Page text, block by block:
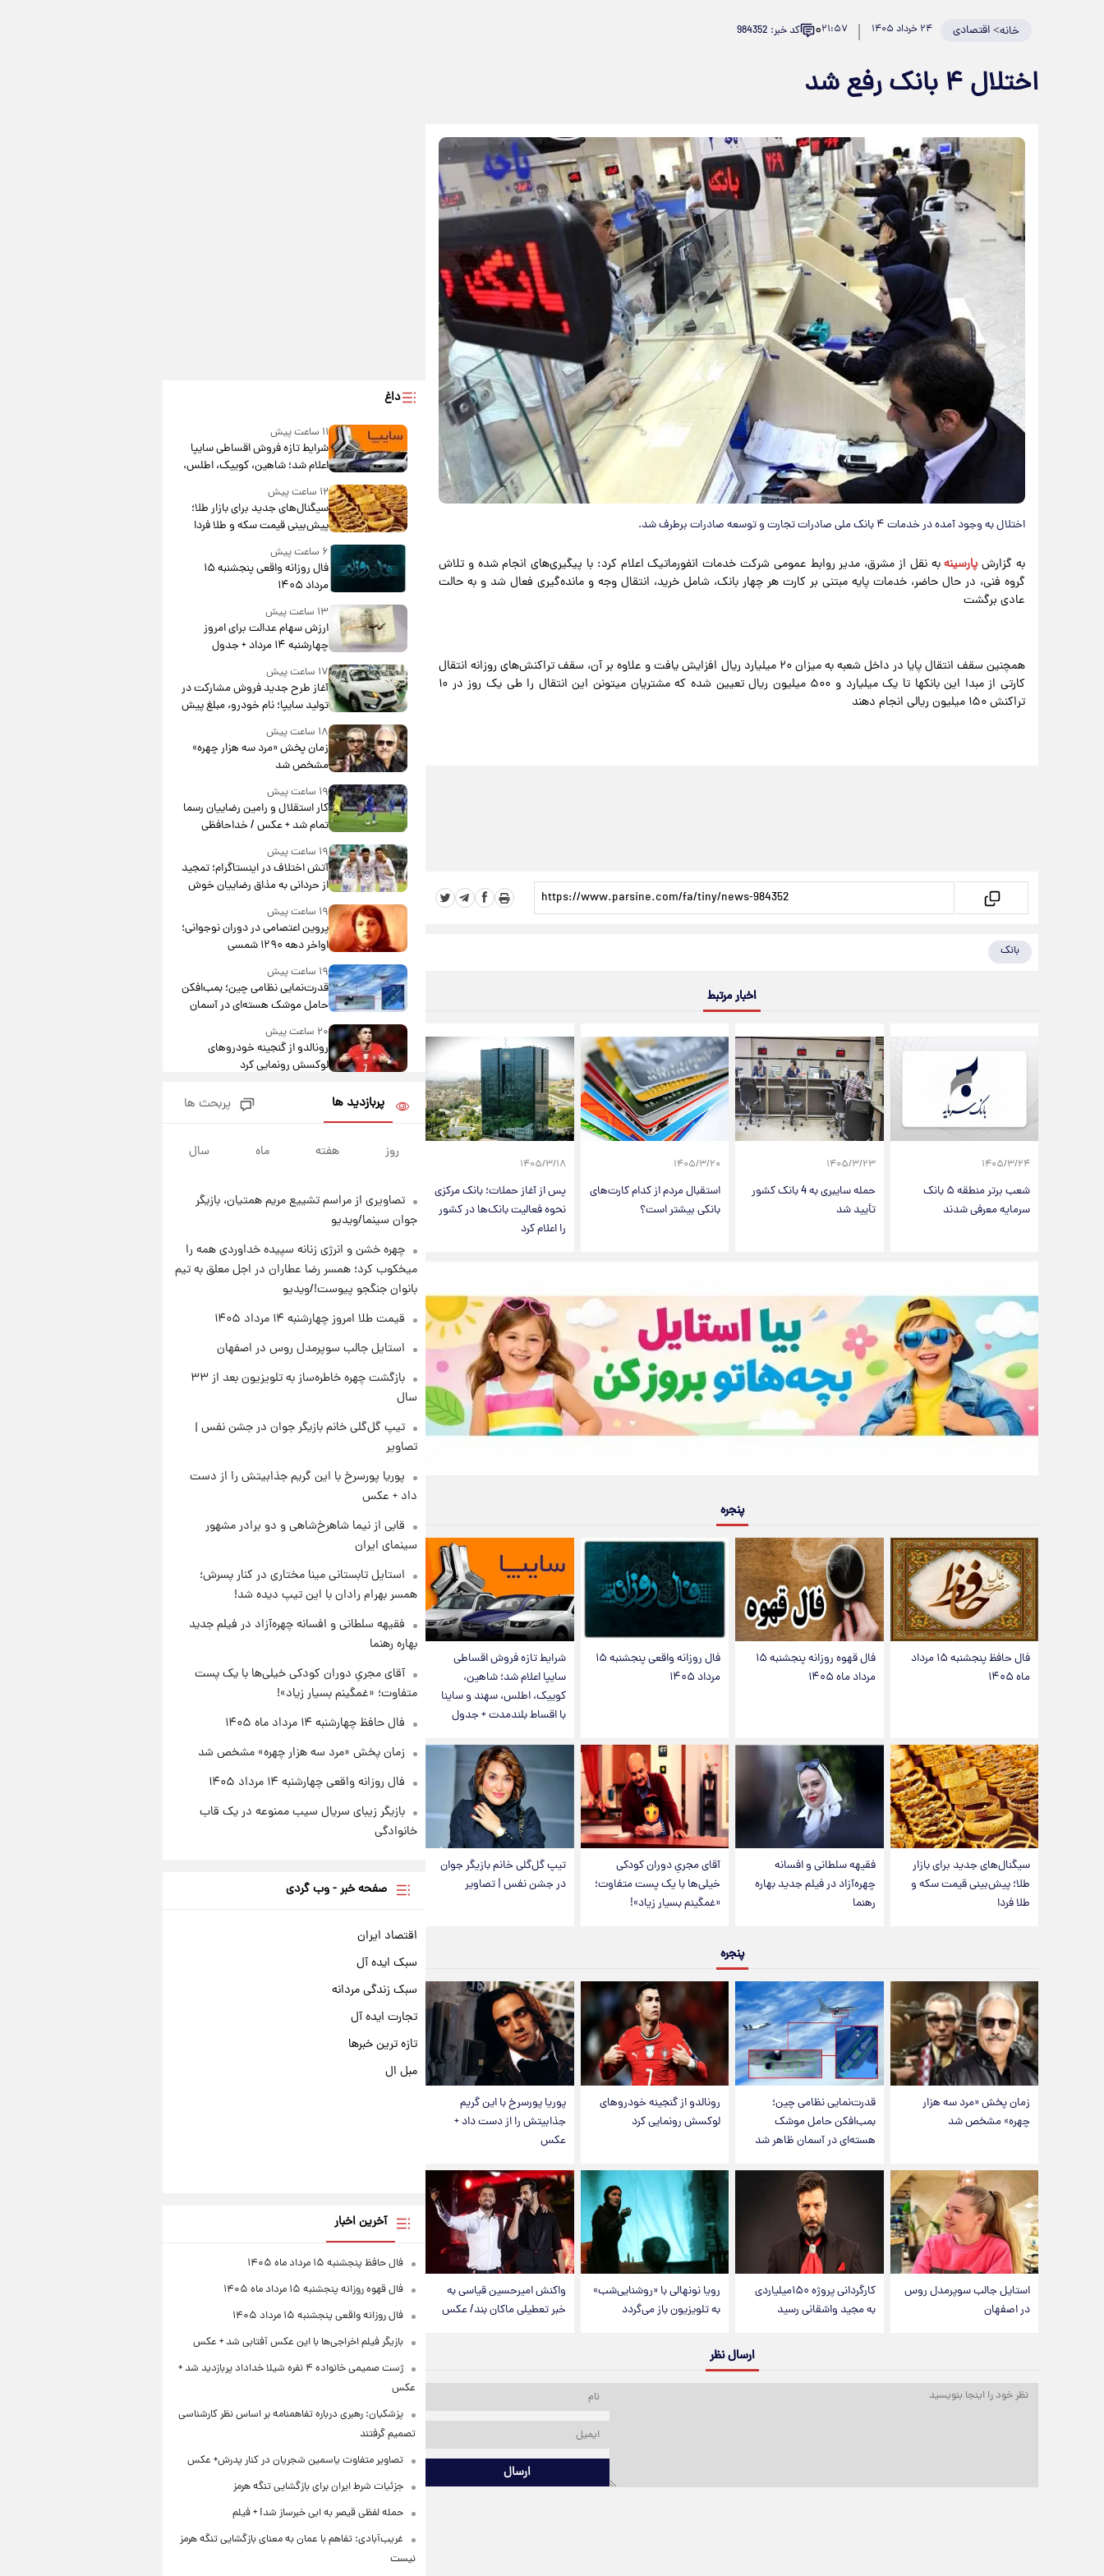
خانه>اقتصادی ۲۴ خرداد ۱۴۰۵ ۲۱:۵۷۰ کد خبر: 984352
اختلال ۴ بانک رفع شد
اختلال به وجود آمده در خدمات ۴ بانک ملی صادرات تجارت و توسعه صادرات برطرف شد.
به گزارش پارسینهبه نقل از مشرق، مدیر روابط عمومی شرکت خدمات انفورماتیک اعلام کرد: با پیگیری‌های انجام شده و تلاش‌
گروه فنی، در حال حاضر، خدمات پایه مبتنی بر کارت هر چهار بانک، شامل خرید، انتقال وجه و مانده‌گیری فعال شد و به حالت
عادی برگشت
همچنین سقف انتقال پایا در داخل شعبه به میزان ۲۰ میلیارد ریال افزایش یافت و علاوه بر آن، سقف تراکنش‌های روزانه انتقال
کارتی از مبدا این بانکها تا یک میلیارد و ۵۰۰ میلیون ریال تعیین شده که مشتریان میتونن این انتقال را طی یک روز در ۱۰
تراکنش ۱۵۰ میلیون ریالی انجام دهند
بانک
اخبار مرتبط
۱۴۰۵/۳/۲۴
شعب برتر منطقه ۵ بانک
سرمایه معرفی شدند
۱۴۰۵/۳/۲۳
حمله سایبری به 4 بانک کشور
تأیید شد
۱۴۰۵/۳/۲۰
استقبال مردم از کدام کارت‌های
بانکی بیشتر است؟
۱۴۰۵/۳/۱۸
پس از آغاز حملات؛ بانک مرکزی
نحوه فعالیت بانک‌ها در کشور
را اعلام کرد
پنجره
فال حافظ پنجشنبه ۱۵ مرداد
ماه ۱۴۰۵
فال قهوه روزانه پنجشنبه ۱۵
مرداد ماه ۱۴۰۵
فال روزانه واقعی پنجشنبه ۱۵
مرداد ۱۴۰۵
شرایط تازه فروش اقساطی
سایپا اعلام شد؛ شاهین،
کوییک، اطلس، سهند و ساینا
با اقساط بلندمدت + جدول
سیگنال‌های جدید برای بازار
طلا؛ پیش‌بینی قیمت سکه و
طلا فردا
فقیهه سلطانی و افسانه
چهره‌آزاد در فیلم جدید بهاره
رهنما
آقای مجریِ دوران کودکی
خیلی‌ها با یک پست متفاوت؛
«غمگینم بسیار زیاد»!
تیپ گل‌گلی خانم بازیگر جوان
در جشن نفس | تصاویر
پنجره
زمان پخش «مرد سه هزار
چهره» مشخص شد
قدرت‌نمایی نظامی چین؛
بمب‌افکن حامل موشک
هسته‌ای در آسمان ظاهر شد
رونالدو از گنجینه خودروهای
لوکسش رونمایی کرد
پوریا پورسرخ با این گریم
جذابیتش را از دست داد +
عکس
استایل جالب سوپرمدل روس
در اصفهان
کارگردانی پروژه ۱۵۰میلیاردی
به مجید واشقانی رسید
رویا نونهالی با «روشنایی‌شب»
به تلویزیون باز می‌گردد
واکنش امیرحسین قیاسی به
خبر تعطیلی ماکان بند/ عکس
ارسال نظر
ارسال
داغ
۱۱ ساعت پیش
شرایط تازه فروش اقساطی سایپا
اعلام شد؛ شاهین، کوییک، اطلس،
سهند و ساینا با اقساط بلندمدت +
جدول۱۲ ساعت پیش
سیگنال‌های جدید برای بازار طلا؛
پیش‌بینی قیمت سکه و طلا فردا
۶ ساعت پیش
فال روزانه واقعی پنجشنبه ۱۵
مرداد ۱۴۰۵
۱۳ ساعت پیش
ارزش سهام عدالت برای امروز
چهارشنبه ۱۴ مرداد + جدول
۱۷ ساعت پیش
آغاز طرح جدید فروش مشارکت در
تولید سایپا؛ نام خودرو، مبلغ پیش
پرداخت و زمان تحویل | سود
مشارکت چند درصد است؟
۱۸ ساعت پیش
زمان پخش «مرد سه هزار چهره»
مشخص شد
۱۹ ساعت پیش
کار استقلال و رامین رضاییان رسما
تمام شد + عکس / خداحافظی
صمیمانه آبی ها با رامین!
۱۹ ساعت پیش
آتش اختلاف در اینستاگرام؛ تمجید
از حردانی به مذاق رضاییان خوش
نیامد+عکس
۱۹ ساعت پیش
پروین اعتصامی در دوران نوجوانی؛
اواخر دهه ۱۲۹۰ شمسی
۱۹ ساعت پیش
قدرت‌نمایی نظامی چین؛ بمب‌افکن
حامل موشک هسته‌ای در آسمان
۲۰ ساعت پیش
رونالدو از گنجینه خودروهای
لوکسش رونمایی کرد
قیمت دلار در بازار آزاد امروز
ثابت ماند؟ +جدول
۲۲ ساعت پیش
بزرگ‌تری برای ایران است
۲۲ ساعت پیش
آمریکا به مدرسه میناب؛ «باید
سیلی محکمی به صورت ترامپ زد»
۲۳ ساعت پیش
قیمت طلا و سکه امروز چهارشنبه
و سکه
پربازدید ها پربحث ها
روز هفته ماه سال
تصاویری از مراسم تشییع مریم همتیان، بازیگر
جوان سینما/ویدیو
چهره خشن و انرژی زنانه سپیده خداوردی همه را
میخکوب کرد؛ همسر رضا عطاران در اجل معلق به تیم
بانوان جنگجو پیوست!/ویدیو
قیمت طلا امروز چهارشنبه ۱۴ مرداد ۱۴۰۵
استایل جالب سوپرمدل روس در اصفهان
بازگشت چهره خاطره‌ساز به تلویزیون بعد از ۳۳
سال
تیپ گل‌گلی خانم بازیگر جوان در جشن نفس |
تصاویر
پوریا پورسرخ با این گریم جذابیتش را از دست
داد + عکس
قابی از نیما شاهرخ‌شاهی و دو برادر مشهور
سینمای ایران
استایل تابستانی مینا مختاری در کنار پسرش؛
همسر بهرام رادان با این تیپ دیده شد!
فقیهه سلطانی و افسانه چهره‌آزاد در فیلم جدید
بهاره رهنما
آقای مجریِ دوران کودکی خیلی‌ها با یک پست
متفاوت؛ «غمگینم بسیار زیاد»!
فال حافظ چهارشنبه ۱۴ مرداد ماه ۱۴۰۵
زمان پخش «مرد سه هزار چهره» مشخص شد
فال روزانه واقعی چهارشنبه ۱۴ مرداد ۱۴۰۵
بازیگر زیبای سریال سیب ممنوعه در یک قاب
خانوادگی
صفحه خبر - وب گردی
اقتصاد ایران
سبک ایده آل
سبک زندگی مردانه
تجارت ایده آل
تازه ترین خبرها
مبل ال
آخرین اخبار
فال حافظ پنجشنبه ۱۵ مرداد ماه ۱۴۰۵
فال قهوه روزانه پنجشنبه ۱۵ مرداد ماه ۱۴۰۵
فال روزانه واقعی پنجشنبه ۱۵ مرداد ۱۴۰۵
بازیگر فیلم اخراجی‌ها با این عکس آفتابی شد + عکس
ژست صمیمی خانواده ۴ نفره شیلا خداداد پربازدید شد +
عکس
پزشکیان: رهبری درباره تفاهمنامه بر اساس نظر کارشناسی
تصمیم گرفتند
تصاویر متفاوت یاسمین شجریان در کنار پدرش+ عکس
جزئیات شرط ایران برای بازگشایی تنگه هرمز
حمله لفظی قیصر به ابی خبرساز شد! + فیلم
غریب‌آبادی: تفاهم با عمان به معنای بازگشایی تنگه هرمز
نیست